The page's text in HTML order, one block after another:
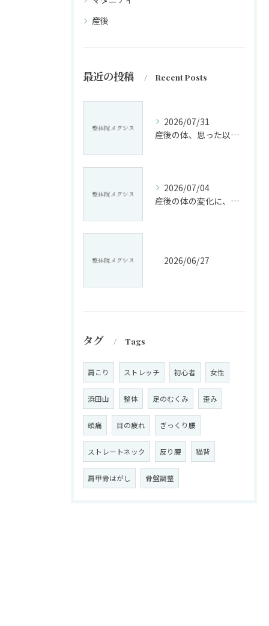
産後
最近の投稿 Recent Posts
2026/07/31
産後の体、思った以上に変化していませんか?
2026/07/04
産後の体の変化に、戸惑っていませんか?
2026/06/27
タグ Tags
肩こり ストレッチ 初心者 女性
浜田山 整体 足のむくみ 歪み
頭痛 目の疲れ ぎっくり腰
ストレートネック 反り腰 猫背
肩甲骨はがし 骨盤調整